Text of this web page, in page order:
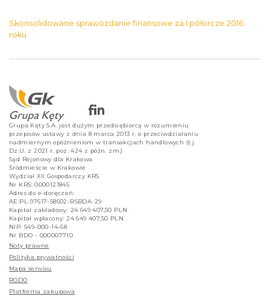
Skonsolidowane sprawozdanie finansowe za I półorcze 2016
roku
Grupa Kęty S.A. jest dużym przedsiębiorcą w rozumieniu
przepisów ustawy z dnia 8 marca 2013 r. o przeciwdziałaniu
nadmiernym opóźnieniom w transakcjach handlowych (t.j.
Dz.U. z 2021 r. poz. 424 z późn. zm.)
Sąd Rejonowy dla Krakowa
Śródmieście w Krakowie
Wydział XII Gospodarczy KRS
Nr KRS: 0000121845
Adres do e-doręczeń:
AE:PL-97617-58602-RSBDA-29
Kapitał zakładowy: 24 649 407,50 PLN
Kapitał wpłacony: 24 649 407,50 PLN
NIP: 549-000-14-68
Nr BDO - 000007710
Noty prawne
Polityka prywatności
Mapa serwisu
RODO
Platforma zakupowa